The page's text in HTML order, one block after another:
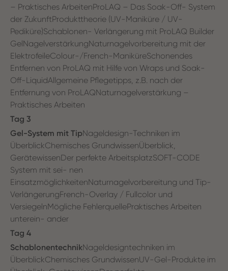
– Praktisches ArbeitenProLAQ – Das Soak-Off- System
der ZukunftProdukttheorie (UV-Maniküre / UV-
Pediküre)Schablonen- Verlängerung mit ProLAQ Builder
GelNagelverstärkungNaturnagelvorbereitung mit der
ElektrofeileColour-/French-ManiküreSchonendes
Entfernen von ProLAQ mit Hilfe von Wraps und Soak-
Off-LiquidAllgemeine Pflegetipps, z.B. nach der
Entfernung von ProLAQNaturnagelverstärkung –
Praktisches Arbeiten
Tag 3
Gel-System mit TipNageldesign-Techniken im
ÜberblickChemisches GrundwissenÜberblick,
GerätewissenDer perfekte ArbeitsplatzSOFT-CODE
System mit sei- nen
EinsatzmöglichkeitenNaturnagelvorbereitung und Tip-
VerlängerungFrench-Overlay / Fullcolor und
VersiegelnMögliche FehlerquellePraktisches Arbeiten
unterein- ander
Tag 4
SchablonentechnikNageldesigntechniken im
ÜberblickChemisches GrundwissenUV-Gel-Produkte im